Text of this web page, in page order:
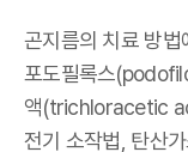
곤지름의 치료 방법
포도필록스
액(trichloracetic
전기 소작법 탄산